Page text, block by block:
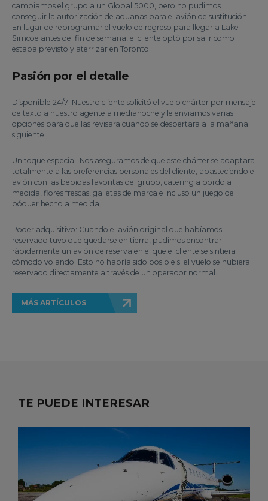
cambiamos el grupo a un Global 5000, pero no pudimos
conseguir la autorización de aduanas para el avión de sustitución.
En lugar de reprogramar el vuelo de regreso para llegar a Lake
Simcoe antes del fin de semana, el cliente optó por salir como
estaba previsto y aterrizar en Toronto.
Pasión por el detalle
Disponible 24/7: Nuestro cliente solicitó el vuelo chárter por mensaje
de texto a nuestro agente a medianoche y le enviamos varias
opciones para que las revisara cuando se despertara a la mañana
siguiente.
Un toque especial: Nos aseguramos de que este chárter se adaptara
totalmente a las preferencias personales del cliente, abasteciendo el
avión con las bebidas favoritas del grupo, catering a bordo a
medida, flores frescas, galletas de marca e incluso un juego de
póquer hecho a medida.
Poder adquisitivo: Cuando el avión original que habíamos
reservado tuvo que quedarse en tierra, pudimos encontrar
rápidamente un avión de reserva en el que el cliente se sintiera
cómodo volando. Esto no habría sido posible si el vuelo se hubiera
reservado directamente a través de un operador normal.
MÁS ARTÍCULOS
TE PUEDE INTERESAR